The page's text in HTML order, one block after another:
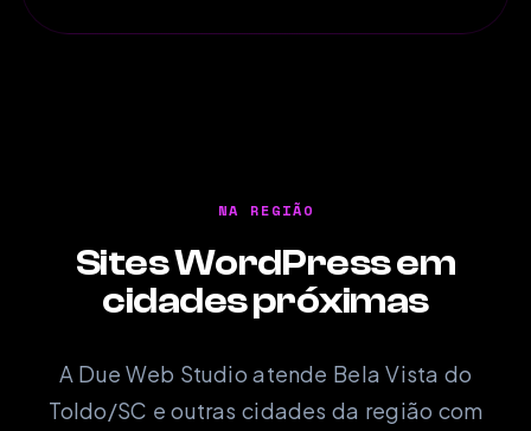
NA REGIÃO
Sites WordPress em
cidades próximas
A Due Web Studio atende Bela Vista do
Toldo/SC e outras cidades da região com